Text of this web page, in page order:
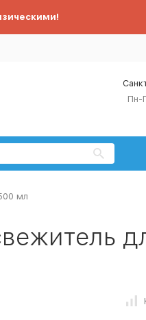
Пн-
мл